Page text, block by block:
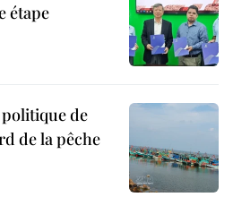
étape
de
de la pêche